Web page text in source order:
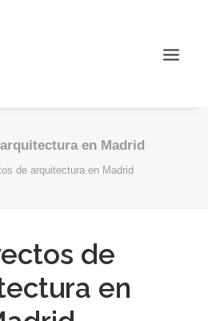
en Madrid
de arquitectura en Madrid
de
en